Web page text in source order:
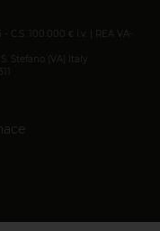
100.000 € i.v. | REA VA-
Stefano (VA) Italy